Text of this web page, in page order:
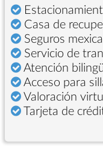
Casa de
Seguros
Servicio de
Atención
Acceso para
Valoración
Tarjeta de